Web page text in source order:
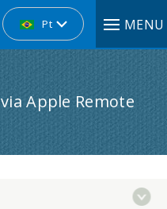
Pt MENU
via Apple Remote